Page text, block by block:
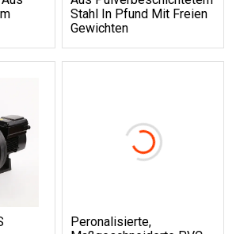
Stahl In Pfund Mit Freien
Gewichten
Peronalisierte,